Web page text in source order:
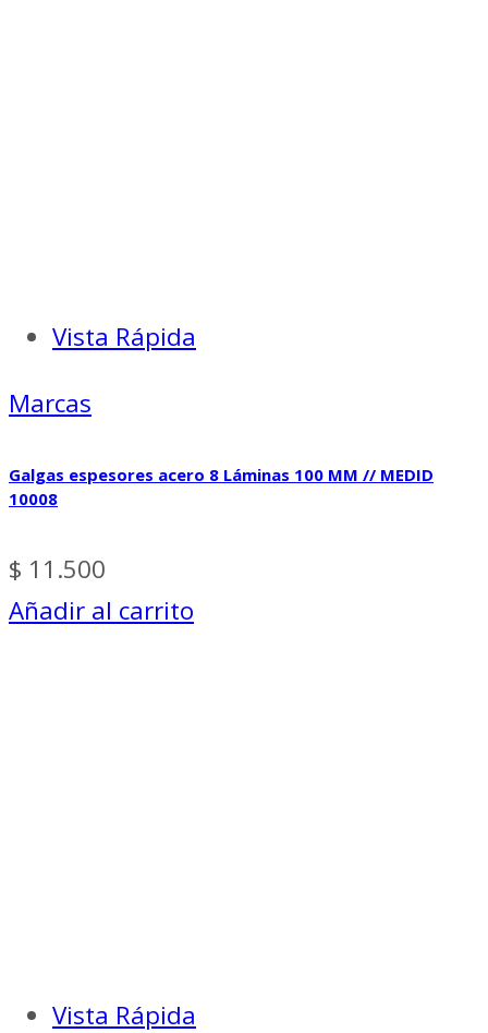
Vista Rápida
Marcas
Galgas espesores acero 8 Láminas 100 MM // MEDID
10008
$ 11.500
Añadir al carrito
Vista Rápida